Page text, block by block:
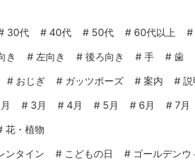
30代 # 40代 # 50代 # 60代以上 #
き # 左向き # 後ろ向き # 手 # 歯
# おじぎ # ガッツポーズ # 案内 # 説
# 3月 # 4月 # 5月 # 6月 # 7月
花・植物
ンタイン # こどもの日 # ゴールデンウ